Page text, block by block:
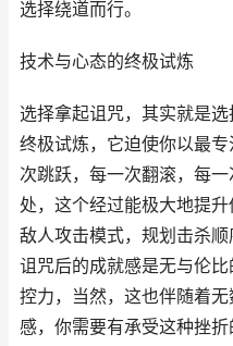
选择绕道而行。
技术与心态的终极试炼
选择拿起诅咒，其实就是
终极试炼，它迫使你以最
次跳跃，每一次翻滚，每
处，这个经过能极大地提
敌人攻击模式，规划击杀
诅咒后的成就感是无与伦
控力，当然，这也伴随着
感，你需要有承受这种挫